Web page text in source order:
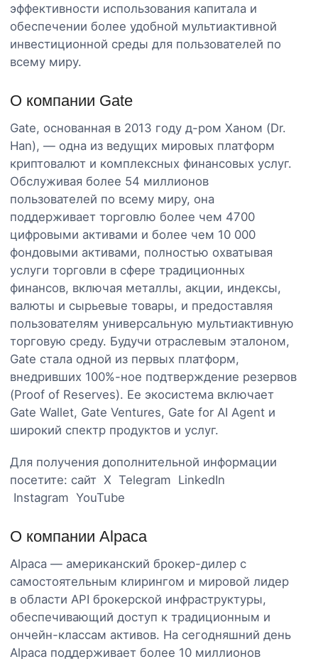
эффективности использования капитала и
обеспечении более удобной мультиактивной
инвестиционной среды для пользователей по
всему миру.
О компании Gate
Gate, основанная в 2013 году д-ром Ханом (Dr.
Han), — одна из ведущих мировых платформ
криптовалют и комплексных финансовых услуг.
Обслуживая более 54 миллионов
пользователей по всему миру, она
поддерживает торговлю более чем 4700
цифровыми активами и более чем 10 000
фондовыми активами, полностью охватывая
услуги торговли в сфере традиционных
финансов, включая металлы, акции, индексы,
валюты и сырьевые товары, и предоставляя
пользователям универсальную мультиактивную
торговую среду. Будучи отраслевым эталоном,
Gate стала одной из первых платформ,
внедривших 100%-ное подтверждение резервов
(Proof of Reserves). Ее экосистема включает
Gate Wallet, Gate Ventures, Gate for AI Agent и
широкий спектр продуктов и услуг.
Для получения дополнительной информации
посетите: сайт X Telegram LinkedIn
Instagram YouTube
О компании Alpaca
Alpaca — американский брокер-дилер с
самостоятельным клирингом и мировой лидер
в области API брокерской инфраструктуры,
обеспечивающий доступ к традиционным и
ончейн-классам активов. На сегодняшний день
Alpaca поддерживает более 10 миллионов